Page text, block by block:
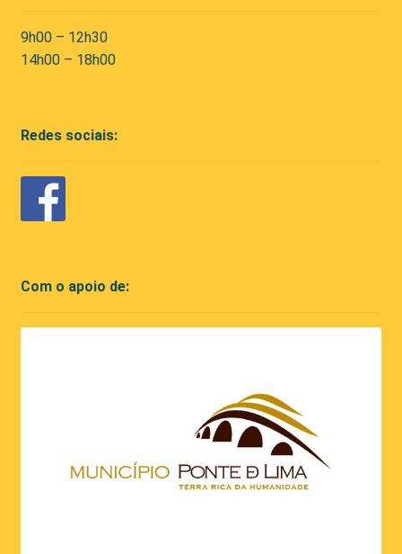
9h00 – 12h30
14h00 – 18h00
Redes sociais:
Com o apoio de: